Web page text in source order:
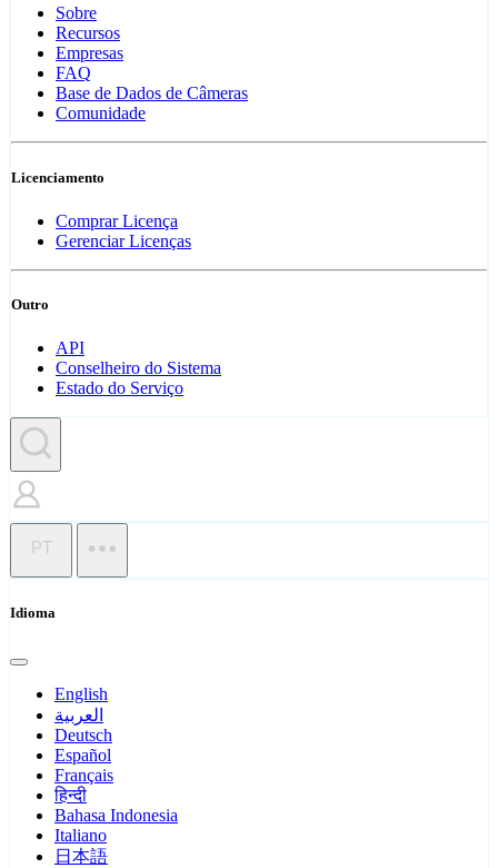
Sobre
Recursos
Empresas
FAQ
Base de Dados de Câmeras
Comunidade
Licenciamento
Comprar Licença
Gerenciar Licenças
Outro
API
Conselheiro do Sistema
Estado do Serviço
PT
Idioma
English
العربية
Deutsch
Español
Français
हिन्दी
Bahasa Indonesia
Italiano
日本語